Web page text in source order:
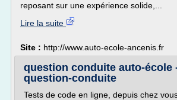
reposant sur une expérience solide,...
Lire la suite
Site : http://www.auto-ecole-ancenis.fr
question conduite auto-école
question-conduite
Tests de code en ligne, depuis chez